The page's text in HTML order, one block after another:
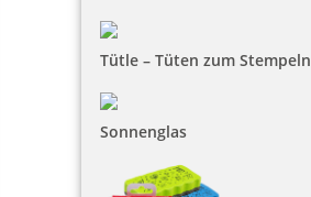
Tütle – Tüten zum Stempeln
Sonnenglas